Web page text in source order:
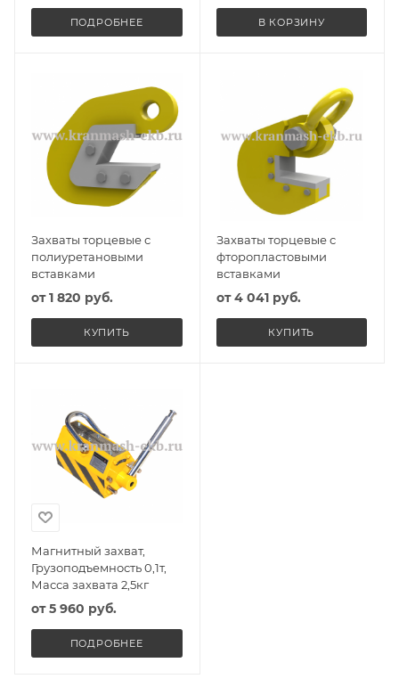
ПОДРОБНЕЕ В КОРЗИНУ
Захваты торцевые с
полиуретановыми
вставками
от1 820 руб.
КУПИТЬ
Захваты торцевые с
фторопластовыми
вставками
от4 041 руб.
КУПИТЬ
Магнитный захват,
Грузоподъемность 0,1т,
Масса захвата 2,5кг
от5 960 руб.
ПОДРОБНЕЕ